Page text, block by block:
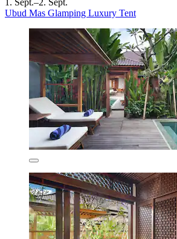
1. Sept.–2. Sept.
Ubud Mas Glamping Luxury Tent